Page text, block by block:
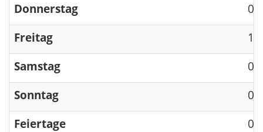
Donnerstag
Freitag
Samstag
Sonntag
Feiertage